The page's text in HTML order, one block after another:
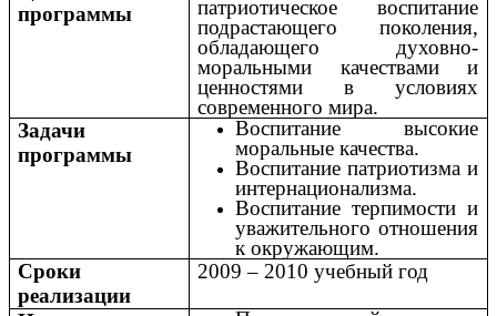
программы
патриотическое воспитание
подрастающего поколения,
обладающего духовно-
моральными качествами и
ценностями в условиях
современного мира.
Задачи
программы
Воспитание высокие
моральные качества.
Воспитание патриотизма и
интернационализма.
Воспитание терпимости и
уважительного отношения
к окружающим.
Сроки
реализации
2009 – 2010 учебный год